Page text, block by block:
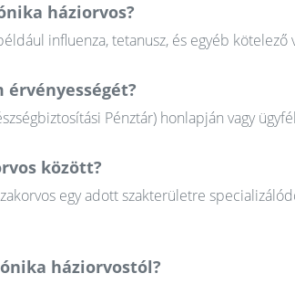
háziorvos?
influenza, tetanusz, és egyéb kötelező
érvényességét?
Pénztár) honlapján vagy
között?
egy adott szakterületre
háziorvostól?